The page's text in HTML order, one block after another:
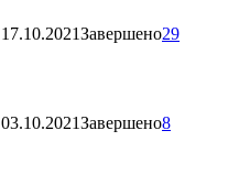
17.10.2021Завершено29
03.10.2021Завершено8